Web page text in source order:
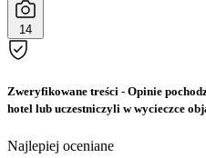
14
Zweryfikowane treści - Opinie
hotel lub uczestniczyli w wycieczce
Najlepiej oceniane